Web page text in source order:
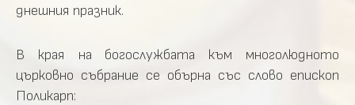
днешния празник.
В края на богослужбата към многолюдното
църковно събрание се обърна със слово епископ
Поликарп: